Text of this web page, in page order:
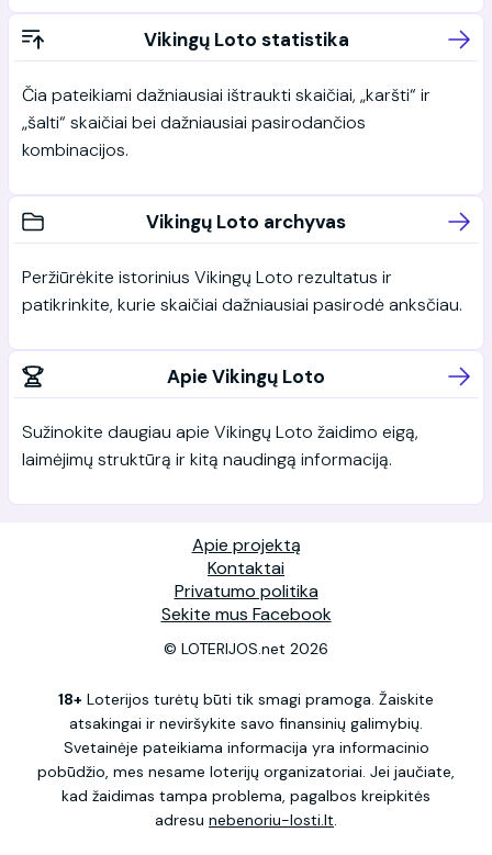
Vikingų Loto statistika
Čia pateikiami dažniausiai ištraukti skaičiai, „karšti“ ir
„šalti“ skaičiai bei dažniausiai pasirodančios
kombinacijos.
Vikingų Loto archyvas
Peržiūrėkite istorinius Vikingų Loto rezultatus ir
patikrinkite, kurie skaičiai dažniausiai pasirodė anksčiau.
Apie Vikingų Loto
Sužinokite daugiau apie Vikingų Loto žaidimo eigą,
laimėjimų struktūrą ir kitą naudingą informaciją.
Apie projektą
Kontaktai
Privatumo politika
Sekite mus Facebook
© LOTERIJOS.net 2026
18+ Loterijos turėtų būti tik smagi pramoga. Žaiskite
atsakingai ir neviršykite savo finansinių galimybių.
Svetainėje pateikiama informacija yra informacinio
pobūdžio, mes nesame loterijų organizatoriai. Jei jaučiate,
kad žaidimas tampa problema, pagalbos kreipkitės
adresu nebenoriu-losti.lt